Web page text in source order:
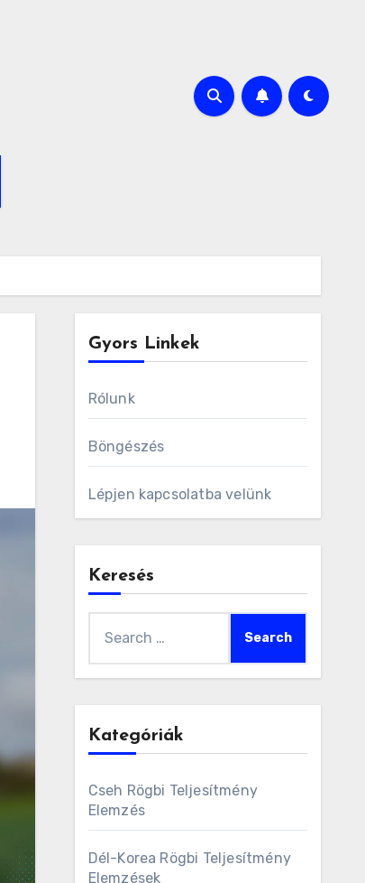
Gyors Linkek
Rólunk
Böngészés
Lépjen kapcsolatba velünk
Keresés
for:
Kategóriák
Cseh Rögbi Teljesítmény
Elemzés
Dél-Korea Rögbi Teljesítmény
Elemzések